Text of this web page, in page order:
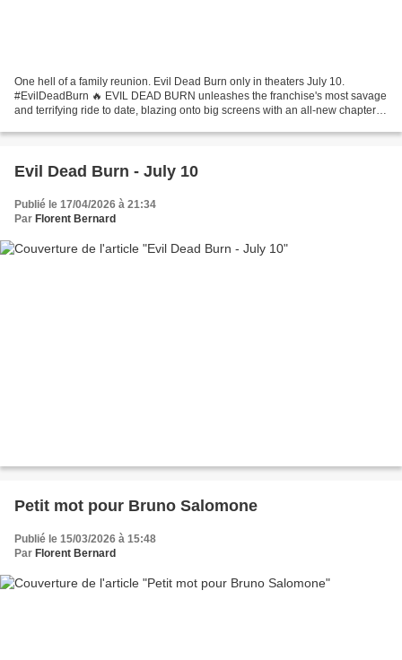
One hell of a family reunion. Evil Dead Burn only in theaters July 10.
#EvilDeadBurn 🔥 EVIL DEAD BURN unleashes the franchise's most savage
and terrifying ride to date, blazing onto big screens with an all-new chapter of
Evil Dead Burn - July 10
Publié le 17/04/2026 à 21:34
Par Florent Bernard
Petit mot pour Bruno Salomone
Publié le 15/03/2026 à 15:48
Par Florent Bernard